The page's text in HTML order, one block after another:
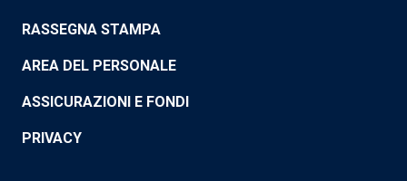
RASSEGNA STAMPA
AREA DEL PERSONALE
ASSICURAZIONI E FONDI
PRIVACY